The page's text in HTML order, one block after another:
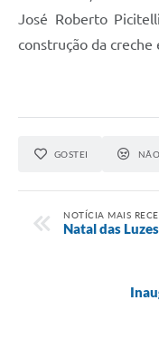
José Roberto
construção da creche
GOSTEI
NOTÍCIA MAIS
Natal das